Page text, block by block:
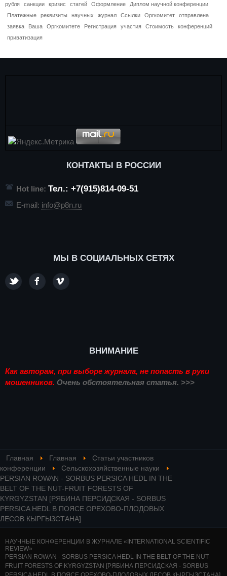
рубля
санкции кризис статей Оформление
Диплом научной конференции
Платежные
реквизиты научных журнал Ссылки Оргкомитет
отправлена
заявка
Ваша Оргкомитете Регистрация участия Стоимость
конференций
приватизация
КОНТАКТЫ В РОССИИ
Hot line: Тел.: +7(915)814-09-51
E-mail: info@p8n.ru
МЫ В СОЦИАЛЬНЫХ СЕТЯХ
ВНИМАНИЕ
Как авторам, при выборе журнала, не попасть в руки
мошенников. Очень обстоятельная статья. >>>
Главная Главная
Статьи участников
конференции
Сельскохозяйственные науки
PERSIAN ROWAN - SORBUS PERSICA HEDL IN THE
BELT OF THE NUT-FRUIT FORESTS OF
KYRGYZSTAN [РЯБИНА ПЕРСИДСКАЯ - SORBUS
PERSICA HEDL В ПОЯСЕ ОРЕХОВО-ПЛОДОВЫХ
ЛЕСОВ КЫРГЫЗСТАНА]
НАУЧНЫЕ КОНФЕРЕНЦИИ В ЖУРНАЛЕ «INTERNATIONAL SCIENTIFIC
REVIEW»
PERSIAN ROWAN - SORBUS PERSICA HEDL IN THE BELT OF THE NUT-
FRUIT FORESTS OF KYRGYZSTAN [РЯБИНА ПЕРСИДСКАЯ - SORBUS